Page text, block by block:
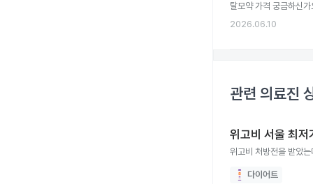
탈모약 가격 궁금하신
2026.06.10
관련 의료진
위고비 서울 최
위고비 처방전을 받았
다이어트